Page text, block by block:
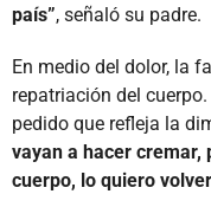
país”, señaló su padre.
En medio del dolor, la
repatriación del
pedido que refleja la
vayan a hacer cremar,
cuerpo, lo quiero